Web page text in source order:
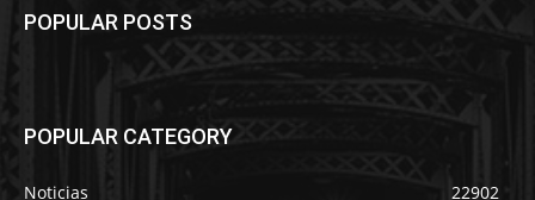
POPULAR POSTS
POPULAR CATEGORY
Noticias 22902